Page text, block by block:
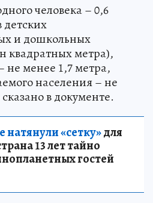
человека – 0,6
детских
и дошкольных
квадратных метра),
менее 1,7 метра,
населения – не
в документе.
«сетку»для
13 лет тайно
гостей